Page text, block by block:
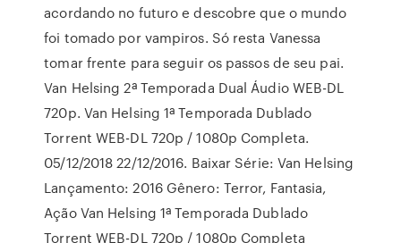
acordando no futuro e descobre que o mundo
foi tomado por vampiros. Só resta Vanessa
tomar frente para seguir os passos de seu pai.
Van Helsing 2ª Temporada Dual Áudio WEB-DL
720p. Van Helsing 1ª Temporada Dublado
Torrent WEB-DL 720p / 1080p Completa.
05/12/2018 22/12/2016. Baixar Série: Van Helsing
Lançamento: 2016 Gênero: Terror, Fantasia,
Ação Van Helsing 1ª Temporada Dublado
Torrent WEB-DL 720p / 1080p Completa